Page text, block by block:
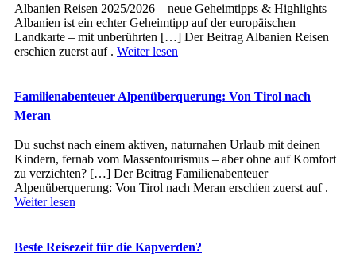
Albanien Reisen 2025/2026 – neue Geheimtipps & Highlights
Albanien ist ein echter Geheimtipp auf der europäischen
Landkarte – mit unberührten […] Der Beitrag Albanien Reisen
erschien zuerst auf . Weiter lesen
Familienabenteuer Alpenüberquerung: Von Tirol nach
Meran
Du suchst nach einem aktiven, naturnahen Urlaub mit deinen
Kindern, fernab vom Massentourismus – aber ohne auf Komfort
zu verzichten? […] Der Beitrag Familienabenteuer
Alpenüberquerung: Von Tirol nach Meran erschien zuerst auf .
Weiter lesen
Beste Reisezeit für die Kapverden?